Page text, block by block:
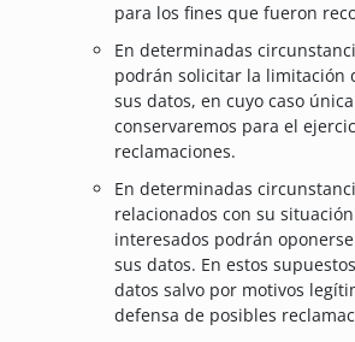
para los fines que fueron
En determinadas
podrán solicitar la limitación
sus datos, en cuyo caso
conservaremos para el
reclamaciones.
En determinadas
relacionados con su
interesados podrán
sus datos. En estos
datos salvo por motivos
defensa de posibles